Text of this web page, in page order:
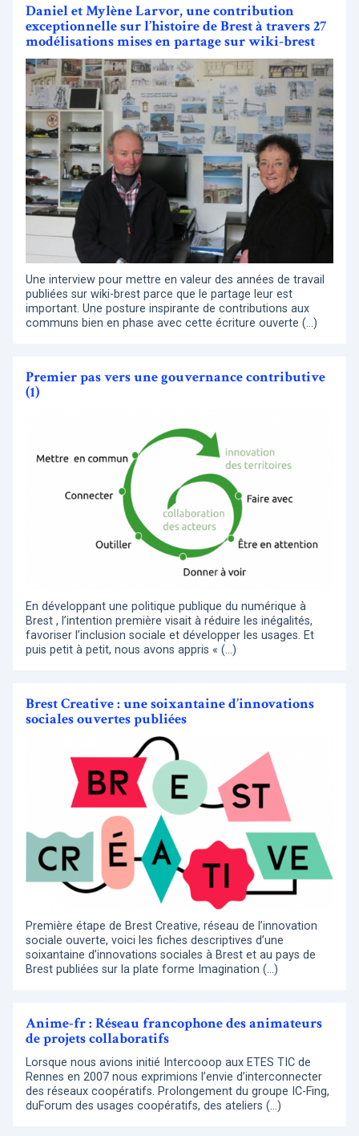
Daniel et Mylène Larvor, une contribution
exceptionnelle sur l’histoire de Brest à travers 27
modélisations mises en partage sur wiki-brest
Une interview pour mettre en valeur des années de travail
publiées sur wiki-brest parce que le partage leur est
important. Une posture inspirante de contributions aux
communs bien en phase avec cette écriture ouverte (…)
Premier pas vers une gouvernance contributive
(1)
En développant une politique publique du numérique à
Brest , l’intention première visait à réduire les inégalités,
favoriser l’inclusion sociale et développer les usages. Et
puis petit à petit, nous avons appris « (…)
Brest Creative : une soixantaine d’innovations
sociales ouvertes publiées
Première étape de Brest Creative, réseau de l’innovation
sociale ouverte, voici les fiches descriptives d’une
soixantaine d’innovations sociales à Brest et au pays de
Brest publiées sur la plate forme Imagination (…)
Anime-fr : Réseau francophone des animateurs
de projets collaboratifs
Lorsque nous avions initié Intercooop aux ETES TIC de
Rennes en 2007 nous exprimions l’envie d’interconnecter
des réseaux coopératifs. Prolongement du groupe IC-Fing,
duForum des usages coopératifs, des ateliers (…)